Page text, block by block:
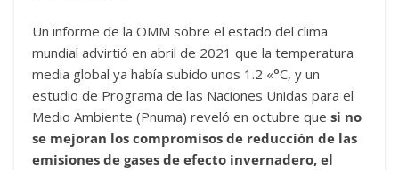
Un informe de la OMM sobre el estado del clima
mundial advirtió en abril de 2021 que la temperatura
media global ya había subido unos 1.2 «°C, y un
estudio de Programa de las Naciones Unidas para el
Medio Ambiente (Pnuma) reveló en octubre que si no
se mejoran los compromisos de reducción de las
emisiones de gases de efecto invernadero, el